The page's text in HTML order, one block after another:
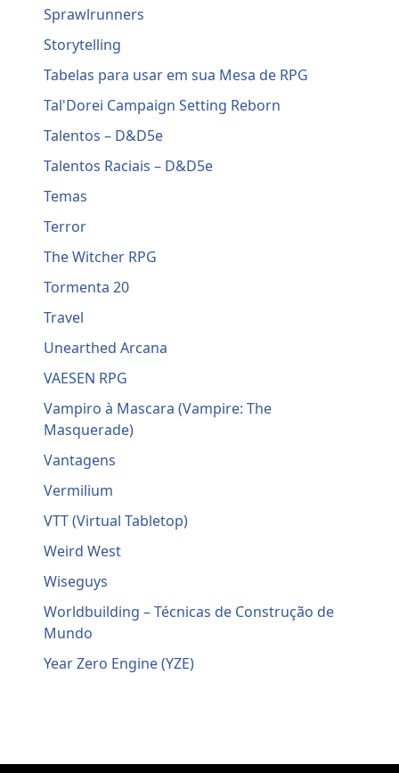
Sprawlrunners
Storytelling
Tabelas para usar em sua Mesa de RPG
Tal'Dorei Campaign Setting Reborn
Talentos – D&D5e
Talentos Raciais – D&D5e
Temas
Terror
The Witcher RPG
Tormenta 20
Travel
Unearthed Arcana
VAESEN RPG
Vampiro à Mascara (Vampire: The
Masquerade)
Vantagens
Vermilium
VTT (Virtual Tabletop)
Weird West
Wiseguys
Worldbuilding – Técnicas de Construção de
Mundo
Year Zero Engine (YZE)